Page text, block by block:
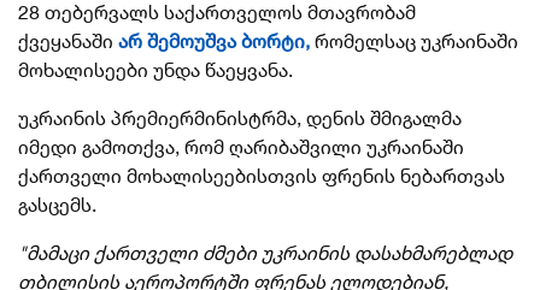
28 თებერვალს საქართველოს მთავრობამ
ქვეყანაში არ შემოუშვა ბორტი, რომელსაც უკრაინაში
მოხალისეები უნდა წაეყვანა.
უკრაინის პრემიერმინისტრმა, დენის შმიგალმა
იმედი გამოთქვა, რომ ღარიბაშვილი უკრაინაში
ქართველი მოხალისეებისთვის ფრენის ნებართვას
გასცემს.
"მამაცი ქართველი ძმები უკრაინის დასახმარებლად
თბილისის აეროპორტში ფრენას ელოდებიან,